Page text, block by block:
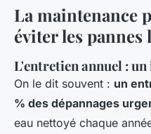
La maintenance
éviter les pannes
L'entretien annuel :
On le dit souvent : un
% des dépannages
eau nettoyé chaque